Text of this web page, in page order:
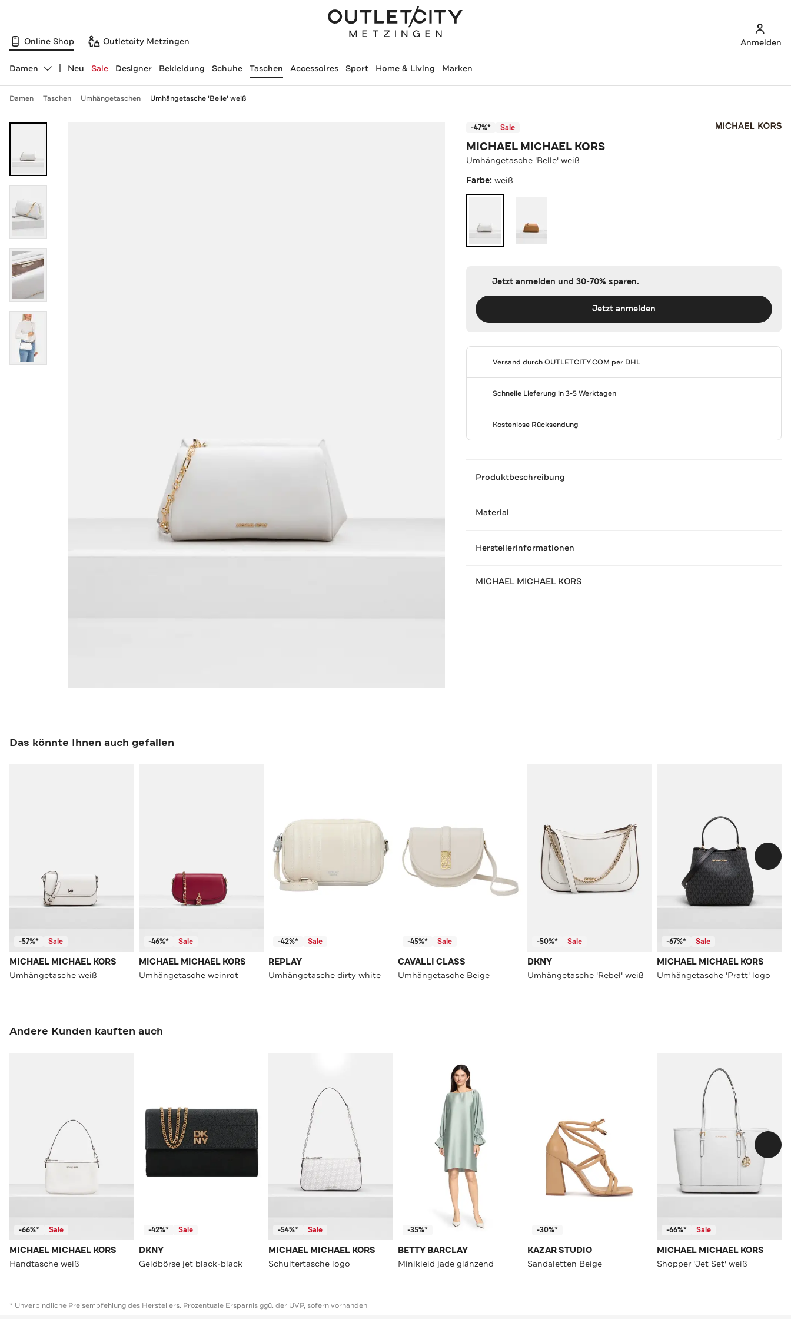
Online Shop Outletcity Metzingen Anmelden
Abteilung ändern, ausgewählt:
Damen Neu Sale Designer Bekleidung Schuhe Taschen Accessoires Sport Home & Living Marken
Damen Taschen Umhängetaschen Umhängetasche 'Belle' weiß
-47%* Sale
MICHAEL MICHAEL KORS
Umhängetasche 'Belle' weiß
Farbe:weiß
Jetzt anmelden und 30-70% sparen.
Jetzt anmelden
Versand durchOUTLETCITY.COM per DHL
Schnelle Lieferung in 3-5 Werktagen
Kostenlose Rücksendung
Produktbeschreibung
Material
Herstellerinformationen
MICHAEL MICHAEL KORS
Das könnte Ihnen auch gefallen
-57%* Sale
MICHAEL MICHAEL KORS
Umhängetasche weiß
-46%* Sale
MICHAEL MICHAEL KORS
Umhängetasche weinrot
-42%* Sale
REPLAY
Umhängetasche dirty white
-45%* Sale
CAVALLI CLASS
Umhängetasche Beige
-50%* Sale
DKNY
Umhängetasche 'Rebel' weiß
-67%* Sale
MICHAEL MICHAEL KORS
Umhängetasche 'Pratt' logo
Andere Kunden kauften auch
-66%* Sale
MICHAEL MICHAEL KORS
Handtasche weiß
-42%* Sale
DKNY
Geldbörse jet black-black
-54%* Sale
MICHAEL MICHAEL KORS
Schultertasche logo
-35%*
BETTY BARCLAY
Minikleid jade glänzend
-30%*
KAZAR STUDIO
Sandaletten Beige
-66%* Sale
MICHAEL MICHAEL KORS
Shopper 'Jet Set' weiß
* Unverbindliche Preisempfehlung des Herstellers. Prozentuale Ersparnis ggü. der UVP, sofern vorhanden